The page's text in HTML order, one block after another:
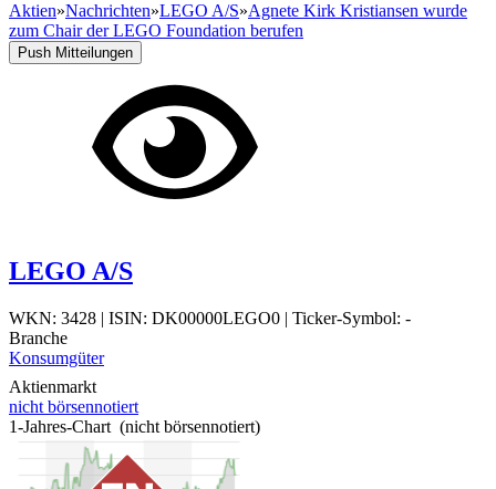
Aktien»Nachrichten»LEGO A/S»Agnete Kirk Kristiansen wurde
zum Chair der LEGO Foundation berufen
Push Mitteilungen
LEGO A/S
WKN: 3428 | ISIN: DK00000LEGO0 | Ticker-Symbol: -
Branche
Konsumgüter
Aktienmarkt
nicht börsennotiert
1-Jahres-Chart (nicht börsennotiert)